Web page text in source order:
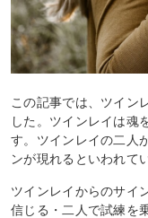
この記事では、ツイン
した。ツインレイは魂
す。ツインレイの二人
ンが現れるといわれて
ツインレイからのサイ
信じる・二人で試練を